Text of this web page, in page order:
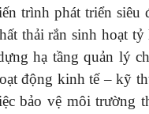
trình phát triển
thải rắn sinh hoạt
hạ tầng quản lý
động kinh tế – kỹ
bảo vệ môi trường